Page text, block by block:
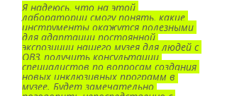
Я надеюсь, что на этой
лаборатории смогу понять, какие
инструменты окажутся полезными
для адаптации постоянной
экспозиции нашего музея для людей с
ОВЗ, получить консультации
специалистов по вопросам создания
новых инклюзивных программ в
музее. Будет замечательно